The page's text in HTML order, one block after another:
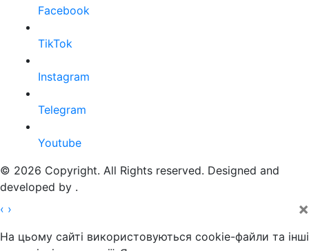
Facebook
TikTok
Instagram
Telegram
Youtube
© 2026 Copyright. All Rights reserved. Designed and
developed by .
‹ › ×
На цьому сайті використовуються cookie-файли та інші